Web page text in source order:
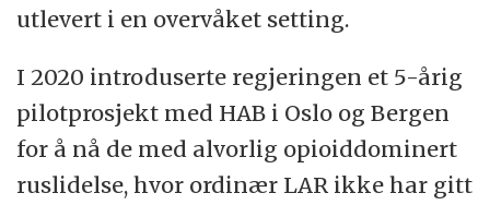
utlevert i en overvåket setting.
I 2020 introduserte regjeringen et 5-årig
pilotprosjekt med HAB i Oslo og Bergen
for å nå de med alvorlig opioiddominert
ruslidelse, hvor ordinær LAR ikke har gitt